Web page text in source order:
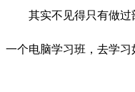
其实不见得只有做
一个电脑学习班，去学习